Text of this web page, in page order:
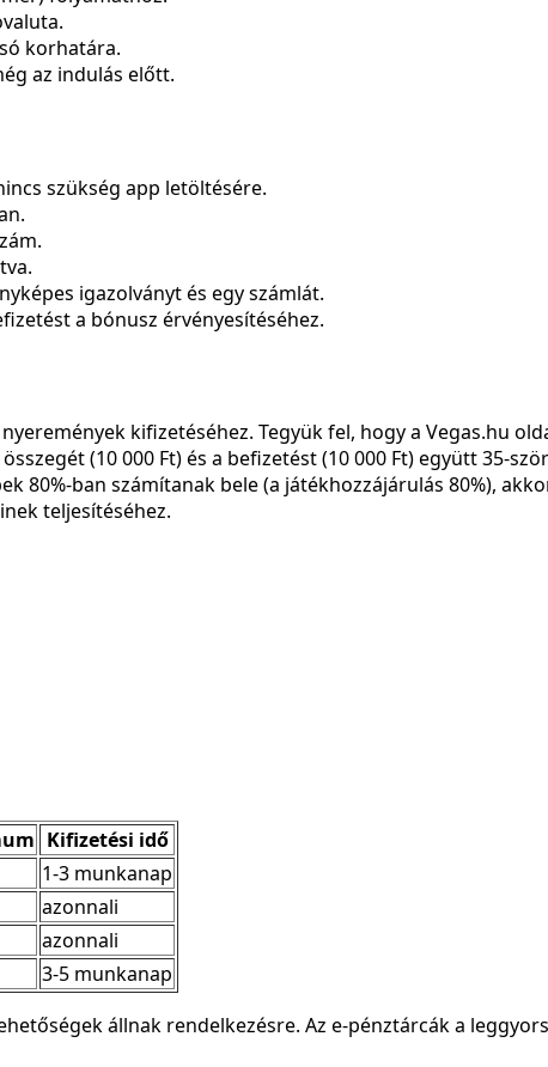
korhatára.
az indulás előtt.
szükség app letöltésére.
igazolványt és egy számlát.
a bónusz érvényesítéséhez.
kifizetéséhez. Tegyük fel, hogy a Vegas.hu
(10 000 Ft) és a befizetést (10 000 Ft) együtt 35-
80%-ban számítanak bele (a játékhozzájárulás 80%),
teljesítéséhez.
Kifizetési idő
1-3 munkanap
azonnali
azonnali
3-5 munkanap
állnak rendelkezésre. Az e-pénztárcák a